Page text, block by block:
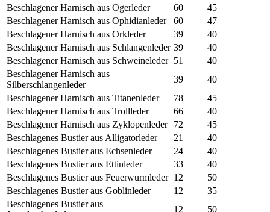
Beschlagener Harnisch aus Ogerleder
60
45
Beschlagener Harnisch aus Ophidianleder
60
47
Beschlagener Harnisch aus Orkleder
39
40
Beschlagener Harnisch aus Schlangenleder 39
40
Beschlagener Harnisch aus Schweineleder 51
40
Beschlagener Harnisch aus
Silberschlangenleder
39
40
Beschlagener Harnisch aus Titanenleder
78
45
Beschlagener Harnisch aus Trollleder
66
40
Beschlagener Harnisch aus Zyklopenleder
72
45
Beschlagenes Bustier aus Alligatorleder
21
40
Beschlagenes Bustier aus Echsenleder
24
40
Beschlagenes Bustier aus Ettinleder
33
40
Beschlagenes Bustier aus Feuerwurmleder 12
50
Beschlagenes Bustier aus Goblinleder
12
35
Beschlagenes Bustier aus
12 50